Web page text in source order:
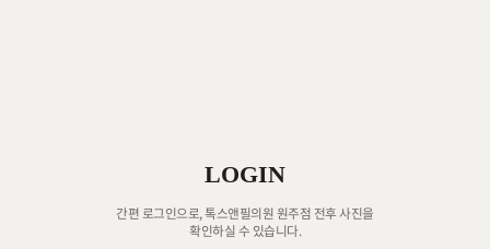
LOGIN
간편 로그인으로, 톡스앤필의원 원주점 전후 사진을
확인하실 수 있습니다.